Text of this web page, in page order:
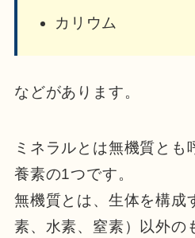
カリウム
などがあります。
ミネラルとは無機質とも
養素の1つです。
無機質とは、生体を構成
素、水素、窒素）以外の